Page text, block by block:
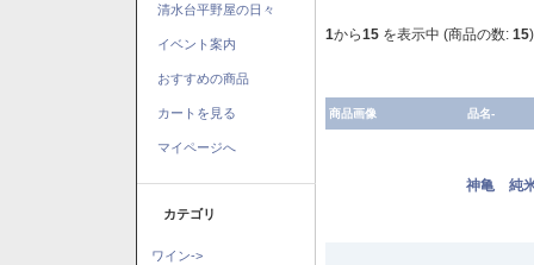
清水台平野屋の日々
イベント案内
おすすめの商品
カートを見る
マイページへ
カテゴリ
ワイン->
1から15 を表示中 (商品の数: 15)
商品画像 品名-
神亀 純